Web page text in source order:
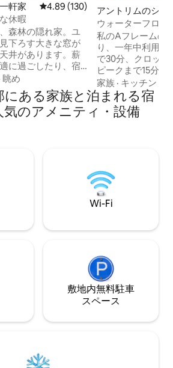
軒家 レビュー130件、5つ星中4.89つ
4.89 (130)
休暇
森林の隠れ家。ユ
下ろす大きな窓が
井があります。薪
に過ごしたり、宿
な自然保護地域を
静かな休暇やスキ
すべて揃っていま
宿泊いただけます。
できる場所まで20
ング、スノーシュ
トリーのためのト
眺め
アントリムのシャ
ウォーターフロン
家、3つのスキー
私のAフレームの
り、一年中利用
で30分、クロッ
ピークまで15分です！ フランク
アス湖の近くにあ
池の上にあり、
ターフロントがあ
せるための6フィ
ードの間に位置し
ハイキングコース
スがたくさんあり
家族 · キッチン
にある家族と泊まれる宿
気のアメニティ・設備
Wi-Fi
敷地内無料駐⁠車
ス⁠ペ⁠ー⁠ス